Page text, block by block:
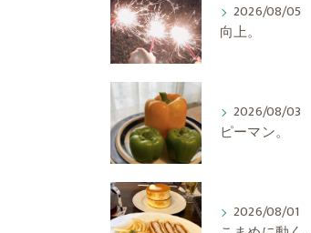
2026/08/05
向上。
2026/08/03
ピーマン。
2026/08/01